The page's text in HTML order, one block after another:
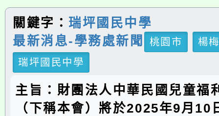
關鍵字： 瑞坪國民中學
最新消息-學務處新聞
桃園市
楊
瑞坪國民中學
主旨：財團法人中華民國兒童福
（下稱本會）將於2025年9月10